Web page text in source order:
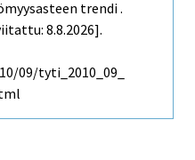
trendi .
8.8.2026].
tyti_2010_09_